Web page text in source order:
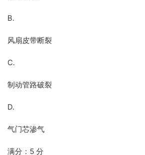
B.
风扇皮带断裂
C.
制动管路破裂
D.
气门芯渗气
满分：5 分